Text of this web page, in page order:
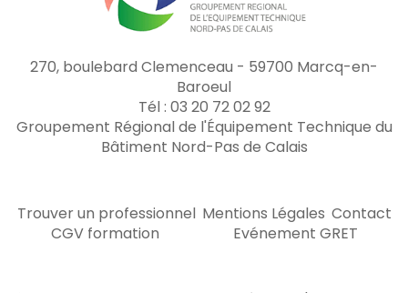
270, boulebard Clemenceau - 59700 Marcq-en-
Baroeul
Tél : 03 20 72 02 92
Groupement Régional de l'Équipement Technique du
Bâtiment Nord-Pas de Calais
Trouver un professionnel Mentions Légales Contact
CGV formation
Evénement GRET